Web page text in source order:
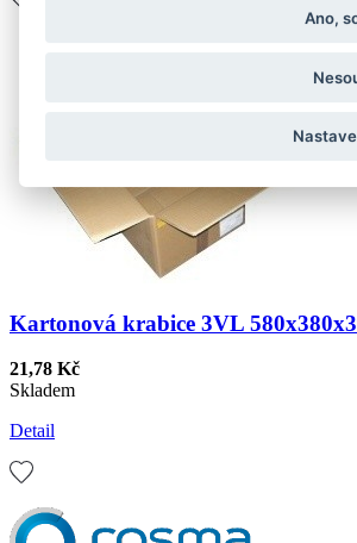
Kartonová krabice 3VL
21,78 Kč
Skladem
Detail
Ano,